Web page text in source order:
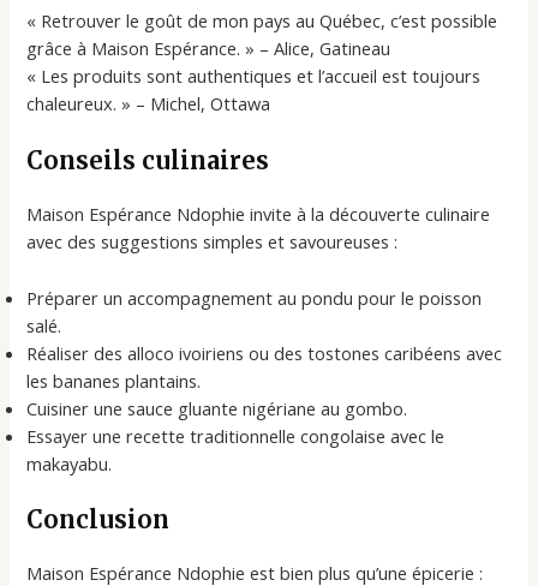
« Retrouver le goût de mon pays au Québec, c’est possible
grâce à Maison Espérance. » – Alice, Gatineau
« Les produits sont authentiques et l’accueil est toujours
chaleureux. » – Michel, Ottawa
Conseils culinaires
Maison Espérance Ndophie invite à la découverte culinaire
avec des suggestions simples et savoureuses :
Préparer un accompagnement au pondu pour le poisson
salé.
Réaliser des alloco ivoiriens ou des tostones caribéens avec
les bananes plantains.
Cuisiner une sauce gluante nigériane au gombo.
Essayer une recette traditionnelle congolaise avec le
makayabu.
Conclusion
Maison Espérance Ndophie est bien plus qu’une épicerie :